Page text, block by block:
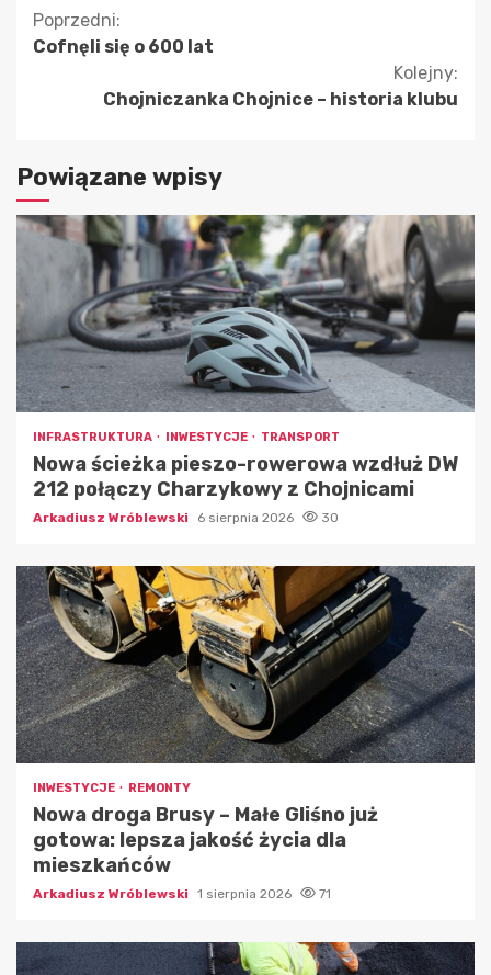
Kontynuuj
czytanie
Poprzedni:
Cofnęli się o 600 lat
Kolejny:
Chojniczanka Chojnice – historia klubu
Powiązane wpisy
INFRASTRUKTURA INWESTYCJE TRANSPORT
Nowa ścieżka pieszo-rowerowa wzdłuż DW
212 połączy Charzykowy z Chojnicami
Arkadiusz Wróblewski 6 sierpnia 2026 30
INWESTYCJE REMONTY
Nowa droga Brusy – Małe Gliśno już
gotowa: lepsza jakość życia dla
mieszkańców
Arkadiusz Wróblewski 1 sierpnia 2026 71